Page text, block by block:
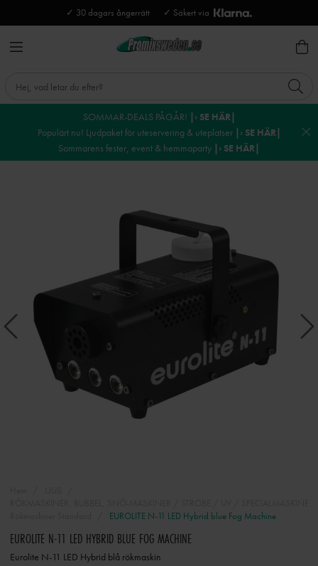
✓ 30 dagars ångerrätt ✓ Säkert via
SOMMAR-DEALS PÅGÅR! |› SE HÄR|
Populärt nu! Ljudpaket för uteservering & uteplatser |› SE HÄR|
Sommarens fester, event & hemmaparty |› SE HÄR|
EUROLITE N-11 LED Hybrid blue Fog Machine
EUROLITE N-11 LED HYBRID BLUE FOG MACHINE
Eurolite N-11 LED Hybrid blå rökmaskin